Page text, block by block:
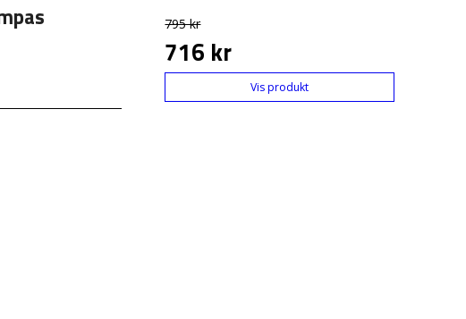
795 kr
716 kr
Vis produkt